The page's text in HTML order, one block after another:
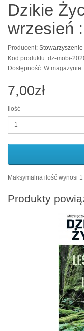
Dzikie
wrzesień
Producent:
Kod produktu: dz-mobi-
Dostępność: W magazynie
7,00zł
Ilość
Maksymalna ilość wynosi 1
Produkty